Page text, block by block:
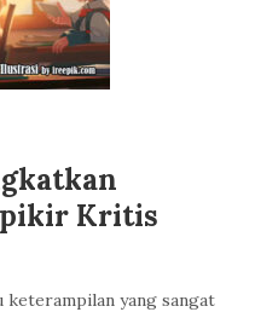
Kritis
yang sangat